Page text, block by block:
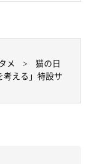
配信した事の中か
たのかなどご紹介し
MAGAZINEで配
メ
猫の日
える」特設サ